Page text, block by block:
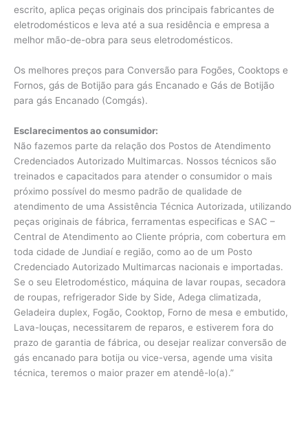
escrito, aplica peças originais dos principais fabricantes de
eletrodomésticos e leva até a sua residência e empresa a
melhor mão-de-obra para seus eletrodomésticos.
Os melhores preços para Conversão para Fogões, Cooktops e
Fornos, gás de Botijão para gás Encanado e Gás de Botijão
para gás Encanado (Comgás).
Esclarecimentos ao consumidor:
Não fazemos parte da relação dos Postos de Atendimento
Credenciados Autorizado Multimarcas. Nossos técnicos são
treinados e capacitados para atender o consumidor o mais
próximo possível do mesmo padrão de qualidade de
atendimento de uma Assistência Técnica Autorizada, utilizando
peças originais de fábrica, ferramentas especificas e SAC –
Central de Atendimento ao Cliente própria, com cobertura em
toda cidade de Jundiaí e região, como ao de um Posto
Credenciado Autorizado Multimarcas nacionais e importadas.
Se o seu Eletrodoméstico, máquina de lavar roupas, secadora
de roupas, refrigerador Side by Side, Adega climatizada,
Geladeira duplex, Fogão, Cooktop, Forno de mesa e embutido,
Lava-louças, necessitarem de reparos, e estiverem fora do
prazo de garantia de fábrica, ou desejar realizar conversão de
gás encanado para botija ou vice-versa, agende uma visita
técnica, teremos o maior prazer em atendê-lo(a).”